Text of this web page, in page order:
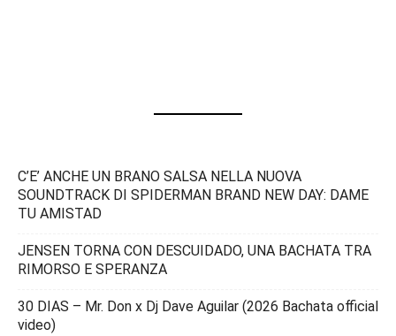
C’E’ ANCHE UN BRANO SALSA NELLA NUOVA
SOUNDTRACK DI SPIDERMAN BRAND NEW DAY: DAME
TU AMISTAD
JENSEN TORNA CON DESCUIDADO, UNA BACHATA TRA
RIMORSO E SPERANZA
30 DIAS – Mr. Don x Dj Dave Aguilar (2026 Bachata official
video)